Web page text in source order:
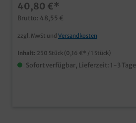
40,80 €*
Brutto: 48,55 €
zzgl. MwSt und Versandkosten
Inhalt: 250 Stück (0,16 €* / 1 Stück)
Sofort verfügbar, Lieferzeit: 1-3 Tage